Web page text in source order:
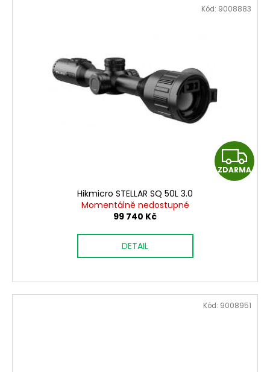
Z
D
A
ZDARMA
Hikmicro STELLAR SQ 50L 3.0
Momentálně nedostupné
99 740 Kč
DETAIL
Kód: 9008883
Kód: 9008951